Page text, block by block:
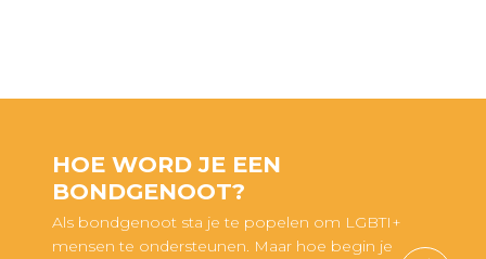
HOE WORD JE EEN
BONDGENOOT?
Als bondgenoot sta je te popelen om LGBTI+
mensen te ondersteunen. Maar hoe begin je